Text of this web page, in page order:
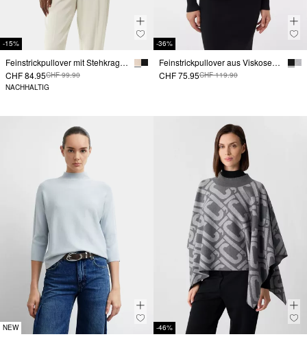
-15%
Feinstrickpullover mit Stehkragen und Rippdetail
CHF 84.95CHF 99.90
NACHHALTIG
-36%
Feinstrickpullover aus Viskosemix mit Ziernaht
CHF 75.95CHF 119.90
NEW -46%